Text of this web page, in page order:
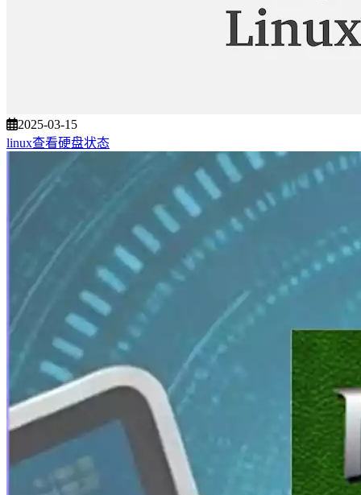
2025-03-15
linux查看硬盘状态